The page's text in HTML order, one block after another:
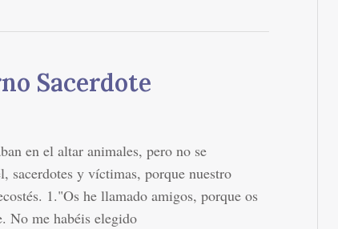
Sacerdote
en el altar animales, pero no se
sacerdotes y víctimas, porque nuestro
1."Os he llamado amigos, porque os
No me habéis elegido